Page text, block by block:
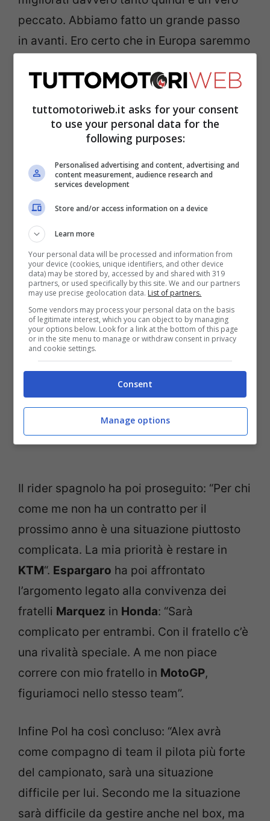
peccato. Abbiamo fatto un grande passo
in avanti. Ero certo che in Europa saremmo
fermi: noi,
Aprilia, Suzuki,Honda,Ducatie
. Il nostro reparto corse è chiuso e
vale per tutti”.
-> Per restare aggiornato sulle ultime
notizie di F1, MotoGP e Superbike CLICCA
QUI
Pol Espargaro spiega i
problemi che avranno i
fratelli Marquez
Il rider spagnolo ha poi proseguito: “Per chi
come me non ha un contratto per il
prossimo anno è una situazione piuttosto
complicata. La mia priorità è restare in
KTM“. Espargaro ha poi affrontato
l’argomento legato alla convivenza dei
fratelli Marquez in Honda: “Sarà
complicato per entrambi. Con il fratello c’è
una rivalità speciale. A me non piace
correre con mio fratello in MotoGP,
figuriamoci nello stesso team”.
Infine Pol ha così concluso: “Alex avrà
come compagno di team il pilota più forte
del campionato, sarà una situazione
difficile per lui. Secondo me la situazione
sarà difficile da gestire anche nel box, ma
tuttomotoriweb.it asks for your consent
to use your personal data for the
following purposes:
Personalised advertising and content, advertising and
content measurement, audience research and
services development
Store and/or access information on a device
Learn more
Your personal data will be processed and information from
your device (cookies, unique identifiers, and other device
data) may be stored by, accessed by and shared with 319
partners, or used specifically by this site. We and our partners
may use precise geolocation data. List of partners.
Some vendors may process your personal data on the basis
of legitimate interest, which you can object to by managing
your options below. Look for a link at the bottom of this page
or in the site menu to manage or withdraw consent in privacy
and cookie settings.
Consent
Manage options